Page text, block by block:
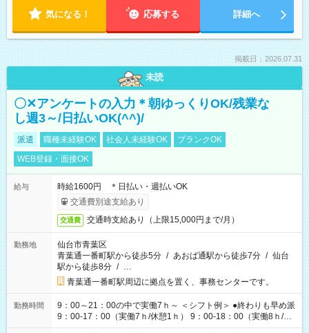
気になる！ 応募する 詳細へ
掲載日：2026.07.31
未読
〇✕アンケートの入力＊朝ゆっくりOK/残業な
し週3～/日払いOK(^^)/
派遣 職種未経験OK 社会人未経験OK
ブランクOK
WEB登録・面接OK
給与
時給1600円 ＊日払い・週払いOK
交通費別途支給あり
交通費 交通時支給あり（上限15,000円まで/月）
勤務地
仙台市青葉区
青葉通一番町駅から徒歩5分 / あおば通駅から徒歩7分 / 仙台
駅から徒歩8分 / …
青葉通一番町駅周辺に拠点を置く、事務センターです。
勤務時間
9：00～21：00の中で実働7ｈ～ ＜シフト例＞ ●終わりも早め派
9：00-17：00（実働7ｈ/休憩1ｈ） 9：00-18：00（実働8ｈ/休
憩1ｈ） 10：00-19：00（実働8ｈ/休憩1ｈ） ●朝ゆっくり派